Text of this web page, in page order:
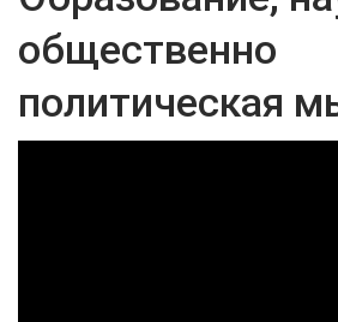
общественно
политическая